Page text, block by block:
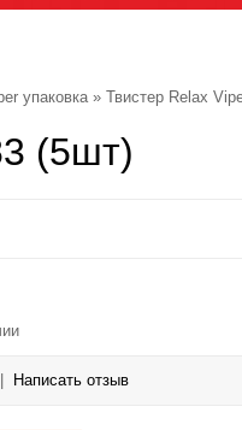
упаковка» Твистер Relax
(5шт)
Написать отзыв